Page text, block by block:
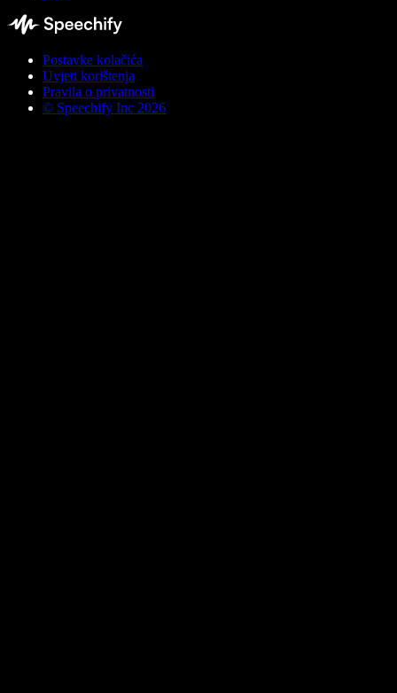
Postavke kolačića
Uvjeti korištenja
Pravila o privatnosti
© Speechify Inc 2026